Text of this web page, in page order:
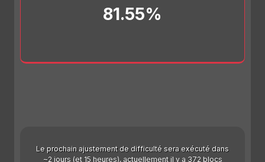
81.55%
Le prochain ajustement de difficulté sera exécuté dans
~2 jours (et 15 heures), actuellement il y a 372 blocs